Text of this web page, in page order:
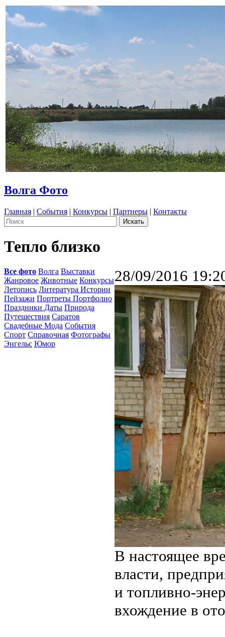
Волга Фото
Главная | События | Конкурсы | Партнеры | Контакты
Тепло близко
Все фото Волга Выставки
Жанровое Животные Конкурсы
Летопись Литература Истории
Пейзажи Портреты Портфолио
Праздники Даты Природа
Путешествия Саратов
Свадебные Мода События
Спорт Справочная Фотографы
Энгельс Юмор
28/09/2016
В настоящее
власти,
и топливно-
вхождение в